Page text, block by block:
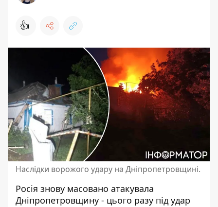
👍
Наслідки ворожого удару на Дніпропетровщині.
Росія знову масовано атакувала
Дніпропетровщину - цього разу під удар